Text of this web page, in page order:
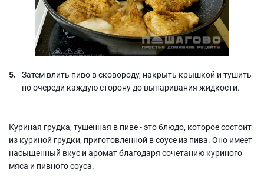
Затем влить пиво в сковороду, накрыть крышкой и тушить
по очереди каждую сторону до выпаривания жидкости.
Куриная грудка, тушенная в пиве - это блюдо, которое состоит
из куриной грудки, приготовленной в соусе из пива. Оно имеет
насыщенный вкус и аромат благодаря сочетанию куриного
мяса и пивного соуса.